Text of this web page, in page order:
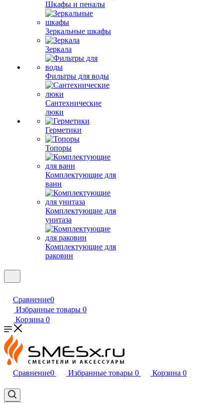
Шкафы и пеналы
Зеркальные шкафы
Зеркала
Фильтры для воды
Сантехнические
люки
Герметики
Топоры
Комплектующие для
ванн
Комплектующие для
унитаза
Комплектующие для
раковин
Сравнение0
Избранные товары 0
Корзина 0
Сравнение0 Избранные товары 0 Корзина 0